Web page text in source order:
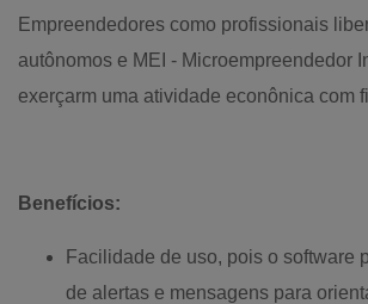
Empreendedores como profissionais
autônomos e MEI - Microempreendedor
exerçarm uma atividade econônica com
Benefícios:
Facilidade de uso, pois o software
de alertas e mensagens para